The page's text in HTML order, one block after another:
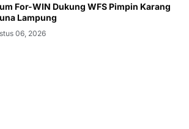
For-WIN Dukung WFS Pimpin Karang
Lampung
06, 2026